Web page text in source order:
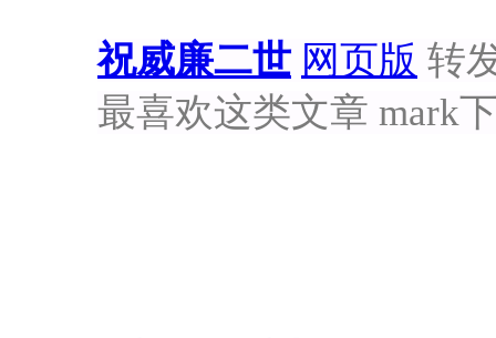
祝威廉二世 网页版 转
最喜欢这类文章 mark